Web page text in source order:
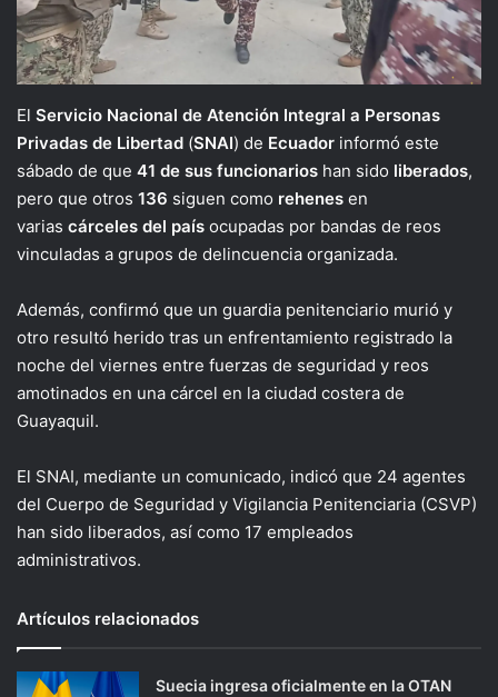
El Servicio Nacional de Atención Integral a Personas
Privadas de Libertad (SNAI) de Ecuador informó este
sábado de que 41 de sus funcionarios han sido liberados,
pero que otros 136 siguen como rehenes en
varias cárceles del país ocupadas por bandas de reos
vinculadas a grupos de delincuencia organizada.
Además, confirmó que un guardia penitenciario murió y
otro resultó herido tras un enfrentamiento registrado la
noche del viernes entre fuerzas de seguridad y reos
amotinados en una cárcel en la ciudad costera de
Guayaquil.
El SNAI, mediante un comunicado, indicó que 24 agentes
del Cuerpo de Seguridad y Vigilancia Penitenciaria (CSVP)
han sido liberados, así como 17 empleados
administrativos.
Artículos relacionados
Suecia ingresa oficialmente en la OTAN